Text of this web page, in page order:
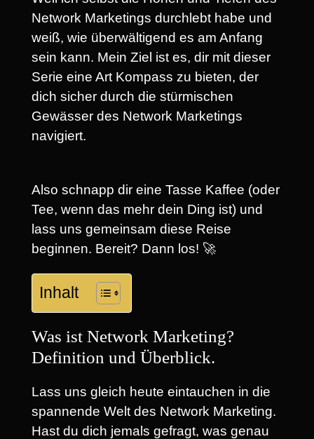
Network Marketings durchlebt habe und
weiß, wie überwältigend es am Anfang
sein kann. Mein Ziel ist es, dir mit dieser
Serie eine Art Kompass zu bieten, der
dich sicher durch die stürmischen
Gewässer des Network Marketings
navigiert.
Also schnapp dir eine Tasse Kaffee (oder
Tee, wenn das mehr dein Ding ist) und
lass uns gemeinsam diese Reise
beginnen. Bereit? Dann los! 🚀
Inhalt
Was ist Network Marketing?
Definition und Überblick.
Lass uns gleich heute eintauchen in die
spannende Welt des Network Marketing.
Hast du dich jemals gefragt, was genau